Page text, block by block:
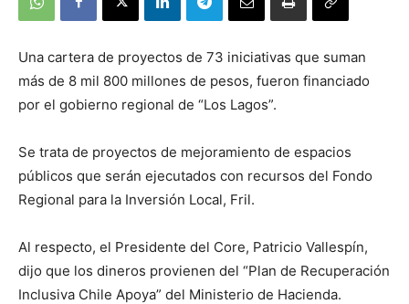
Una cartera de proyectos de 73 iniciativas que suman
más de 8 mil 800 millones de pesos, fueron financiado
por el gobierno regional de “Los Lagos”.
Se trata de proyectos de mejoramiento de espacios
públicos que serán ejecutados con recursos del Fondo
Regional para la Inversión Local, Fril.
Al respecto, el Presidente del Core, Patricio Vallespín,
dijo que los dineros provienen del “Plan de Recuperación
Inclusiva Chile Apoya” del Ministerio de Hacienda.